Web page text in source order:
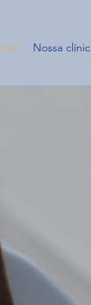
Nossa